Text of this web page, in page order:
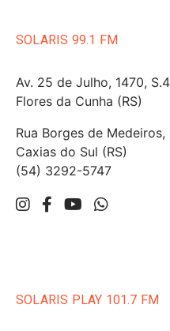
SOLARIS 99.1 FM
Av. 25 de Julho, 1470,
Flores da Cunha (RS)
Rua Borges de Medeiros,
Caxias do Sul (RS)
(54) 3292-5747
SOLARIS PLAY 101.7 FM